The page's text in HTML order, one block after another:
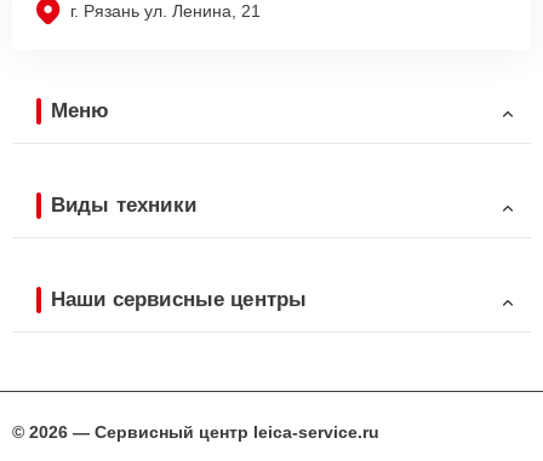
г. Рязань ул. Ленина, 21
Меню
Виды техники
Наши сервисные центры
© 2026 — Сервисный центр leica-service.ru